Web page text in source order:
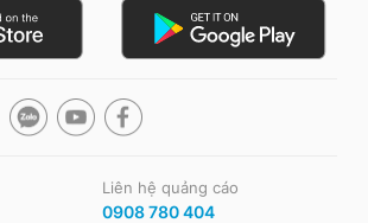
Liên hệ quảng cáo
0908 780 404